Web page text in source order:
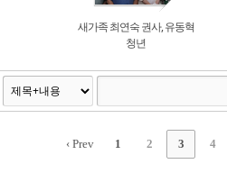
새가족 최연숙 권사, 유동혁
청년
‹ Prev 1 2 3 4